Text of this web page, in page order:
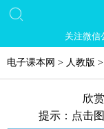
关注微信
电子课本网 > 人教版 >
欣
提示：点击